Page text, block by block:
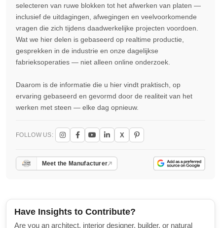
selecteren van ruwe blokken tot het afwerken van platen —
inclusief de uitdagingen, afwegingen en veelvoorkomende
vragen die zich tijdens daadwerkelijke projecten voordoen.
Wat we hier delen is gebaseerd op realtime productie,
gesprekken in de industrie en onze dagelijkse
fabrieksoperaties — niet alleen online onderzoek.
Daarom is de informatie die u hier vindt praktisch, op
ervaring gebaseerd en gevormd door de realiteit van het
werken met steen — elke dag opnieuw.
FOLLOW US: X
Meet the Manufacturer
Have Insights to Contribute?
Are you an architect, interior designer, builder, or natural